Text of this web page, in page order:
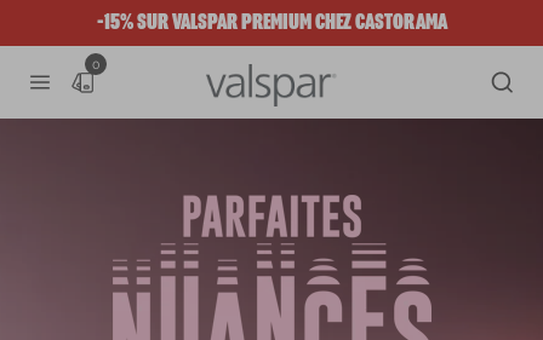
-15% SUR VALSPAR PREMIUM CHEZ CASTORAMA
0